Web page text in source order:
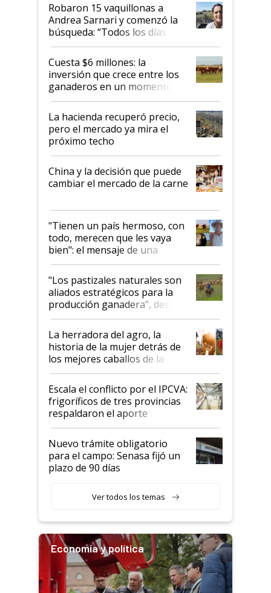
Robaron 15 vaquillonas a
Andrea Sarnari y comenzó la
búsqueda: “Todos los días le
toca a algún productor”
Cuesta $6 millones: la
inversión que crece entre los
ganaderos en un momento
histórico para la actividad
La hacienda recuperó precio,
pero el mercado ya mira el
próximo techo
China y la decisión que puede
cambiar el mercado de la carne
"Tienen un país hermoso, con
todo, merecen que les vaya
bien": el mensaje de una
ganadera uruguaya sobre las
oportunidades que se abren
para el agro en Argentina, con
foco en la carne
"Los pastizales naturales son
aliados estratégicos para la
producción ganadera", destaca
la iniciativa que ya reúne a 46
establecimientos en Argentina
La herradora del agro, la
historia de la mujer detrás de
los mejores caballos de la
Argentina y los mitos que
todavía hacen sufrir a estos
animales: "Mientras me
descalificaban, yo seguí
haciendo currículum"
Escala el conflicto por el IPCVA:
frigoríficos de tres provincias
respaldaron el aporte
obligatorio
Nuevo trámite obligatorio
para el campo: Senasa fijó un
plazo de 90 días
Ver todos los temas
Economía y política